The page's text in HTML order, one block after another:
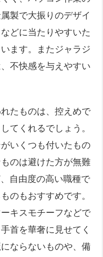
製で大振りのデザイ
どに当たりやすいた
ます。またジャラジ
不快感を与えやすい
たものは、控えめで
てくれるでしょう。
いくつも付いたもの
のは避けた方が無難
自由度の高い職種で
のもおすすめです。
キスモチーフなどで
首を華奢に見せてく
ならないものや、備